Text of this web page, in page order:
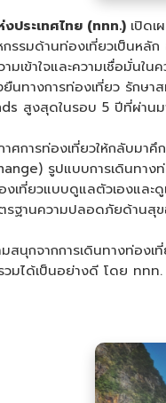
ประเทศไทย (ททท.) เปิด
รมด้านท่องเที่ยวเป็นหลั
เข้าใจและความเชื่อมั่น
นทางการท่องเที่ยว รัก
สูงสุดในรอบ 5 ปีที่ผ่า
ศการท่องเที่ยวให้กลับม
รูปแบบการเดินทาง
งเที่ยวแบบดูแลตัวเองแล
รฐานความปลอดภัยด้านสุ
สนุกจากการเดินทางท่อง
วมได้เป็นอย่างดี โดย ท